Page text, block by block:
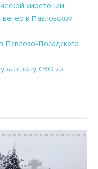
хиротонии
в Павловском
Павлово-Посадского
в зону СВО из